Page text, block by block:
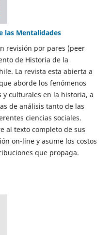
las Mentalidades
revisión por pares (peer
de Historia de la
La revista esta abierta a
aborde los fenómenos
y culturales en la historia, a
de análisis tanto de las
ciencias sociales.
al texto completo de sus
on-line y asume los costos
que propaga.